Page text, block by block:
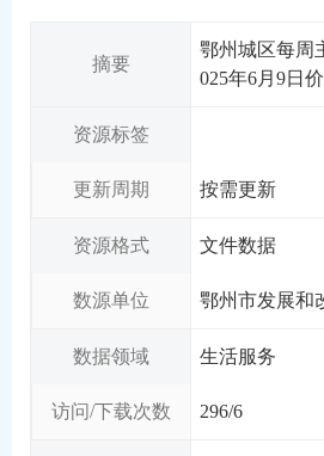
摘要
鄂州城区每周
025年6月9日
资源标签
更新周期 按需更新
资源格式 文件数据
数源单位 鄂州市发展和
数据领域 生活服务
访问/下载次数 296/6